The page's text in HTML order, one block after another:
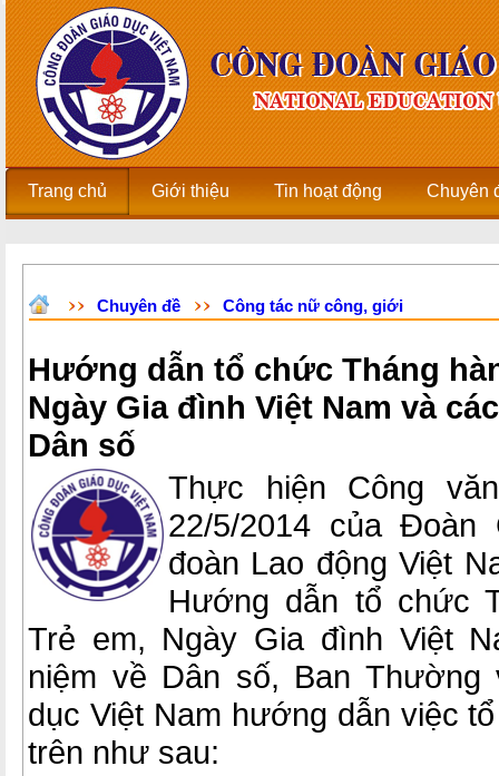
Trang chủ Giới thiệu Tin hoạt động Chuyên
Chuyên đề Công tác nữ công, giới
Hướng dẫn tổ chức Tháng
Ngày Gia đình Việt Nam và
Dân số
Thực hiện Công
22/5/2014 của Đoàn
đoàn Lao động Việt
Hướng dẫn tổ chức
Trẻ em, Ngày Gia đình Việt
niệm về Dân số, Ban Thường
dục Việt Nam hướng dẫn việc
trên như sau: